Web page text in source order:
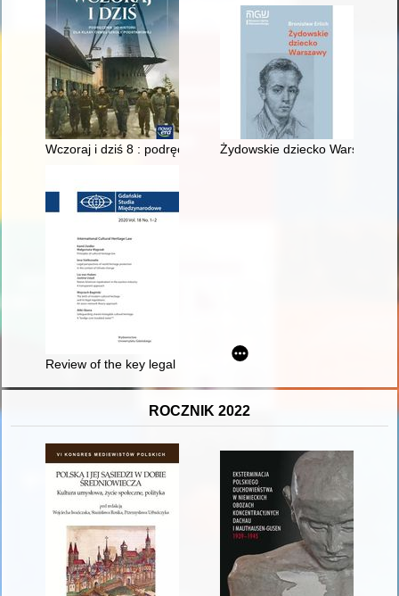
Wczoraj i dziś 8 : podręcznik do historii dla klasy ósmej szkoły
Żydowskie dziecko Warszawy :
Review of the key legal acts concerning the protection of
ROCZNIK 2022